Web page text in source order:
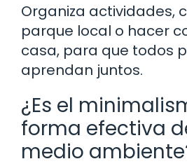
Organiza actividades,
parque local o hacer
casa, para que todos
aprendan juntos.
¿Es el
forma efectiva
medio